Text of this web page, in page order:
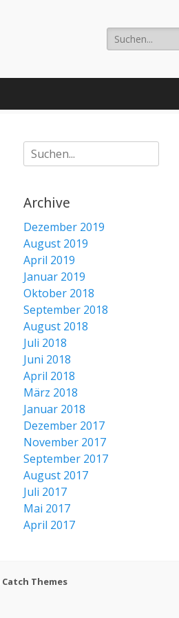
Suche
nach:
Suche
nach:
Archive
Dezember 2019
August 2019
April 2019
Januar 2019
Oktober 2018
September 2018
August 2018
Juli 2018
Juni 2018
April 2018
März 2018
Januar 2018
Dezember 2017
November 2017
September 2017
August 2017
Juli 2017
Mai 2017
April 2017
Catch Themes